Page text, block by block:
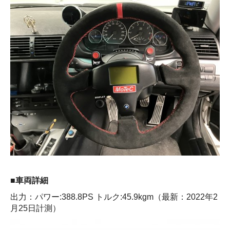
■車両詳細
出力：パワー:388.8PS トルク:45.9kgm（最新：2022年2
月25日計測）